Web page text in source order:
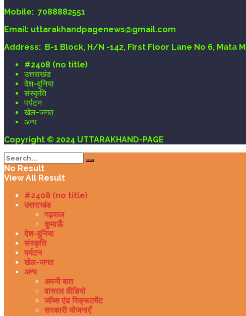
Mobile: 7088882551
Email: uttarakhandpagenews@gmail.com
Address: B-1 Block, H/N -142, First Floor Lane No 6, Mata
#2408 (no title)
उत्तराखंड
देश-दुनिया
संस्कृति
पर्यटन
खेल-जगत
अन्य
Copyright © 2024 UTTARAKHAND-PAGE
No Result
View All Result
#2408 (no title)
उत्तराखंड
गढ़वाल
कुमाऊँ
देश-दुनिया
संस्कृति
पर्यटन
खेल-जगत
अन्य
अपनी बात
वायरल वीडियो
जॉब्स एंड रिक्रूटमेंट
सरकारी योजनाएँ